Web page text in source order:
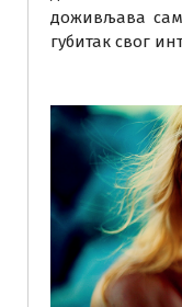
доживљава
губитак свог